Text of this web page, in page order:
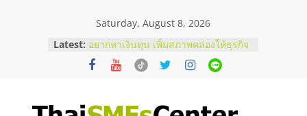
Saturday, August 8, 2026
Latest: อยากหาเงินทุน เพิ่มสภาพคล่องให้ธุรกิจ
เริ่มยังไงให้ผ่านฉลุย
สัมมนาออนไลน์ โอกาสบริหารสถานี
ThaiFranchise Meet Up จับคู่แฟรน